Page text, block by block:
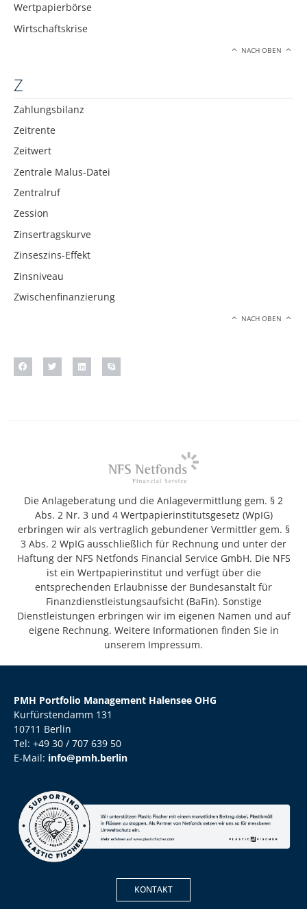
Wertpapierbörse
Wirtschaftskrise
NACH OBEN
Z
Zahlungsbilanz
Zeitrente
Zeitwert
Zentrale Malus-Datei
Zentralruf
Zession
Zinsertragskurve
Zinseszins-Effekt
Zinsniveau
Zwischenfinanzierung
NACH OBEN
Die Anlageberatung und die Anlagevermittlung gem. § 2
Abs. 2 Nr. 3 und 4 Wertpapierinstitutsgesetz (WpIG)
erbringen wir als vertraglich gebundener Vermittler gem. §
3 Abs. 2 WpIG ausschließlich für Rechnung und unter der
Haftung der NFS Netfonds Financial Service GmbH. Die NFS
ist ein Wertpapierinstitut und verfügt über die
entsprechenden Erlaubnisse der Bundesanstalt für
Finanzdienstleistungsaufsicht (BaFin). Sonstige
Dienstleistungen erbringen wir im eigenen Namen und auf
eigene Rechnung. Weitere Informationen finden Sie in
unserem Impressum.
PMH Portfolio Management Halensee OHG
Kurfürstendamm 131
10711 Berlin
Tel: +49 30 / 707 639 50
E-Mail: info@pmh.berlin
KONTAKT